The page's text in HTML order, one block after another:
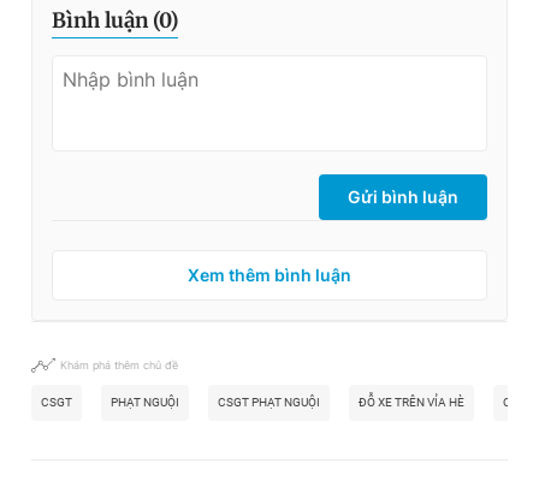
Bình luận (0)
Gửi bình luận
Xem thêm bình luận
Khám phá thêm chủ đề
CSGT PHẠT NGUỘI CSGT PHẠT NGUỘI ĐỖ XE TRÊN VỈA HÈ